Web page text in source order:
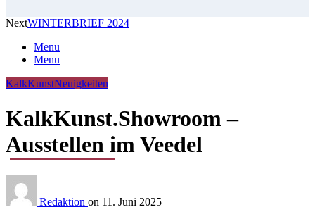
NextWINTERBRIEF 2024
Menu
Menu
KalkKunstNeuigkeiten
KalkKunst.Showroom –
Ausstellen im Veedel
Redaktion on 11. Juni 2025